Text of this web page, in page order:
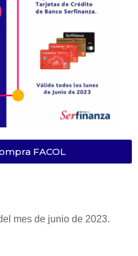
FACOL
mes de junio de 2023.